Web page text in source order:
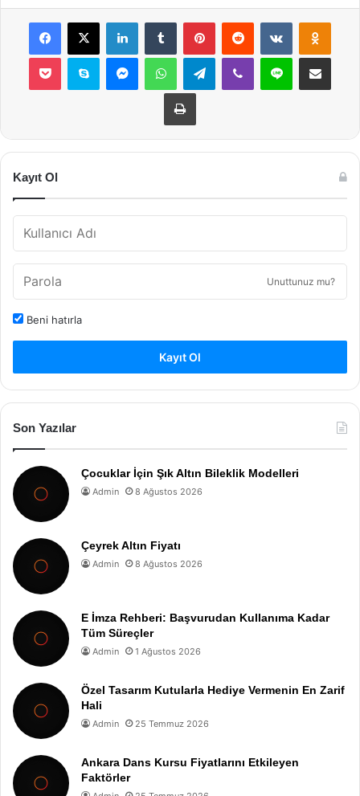
Facebook
X LinkedInTumblr PinterestReddit VKontakte
Pocket Skype MessengerWhatsAppTelegramViber Line E-Posta ile
Yazdır
Kayıt Ol
Unuttunuz mu?
Beni hatırla
Kayıt Ol
Son Yazılar
Çocuklar İçin Şık Altın Bileklik Modelleri
Admin 8 Ağustos 2026
Çeyrek Altın Fiyatı
Admin 8 Ağustos 2026
E İmza Rehberi: Başvurudan Kullanıma Kadar
Tüm Süreçler
Admin 1 Ağustos 2026
Özel Tasarım Kutularla Hediye Vermenin En Zarif
Hali
Admin 25 Temmuz 2026
Ankara Dans Kursu Fiyatlarını Etkileyen
Faktörler